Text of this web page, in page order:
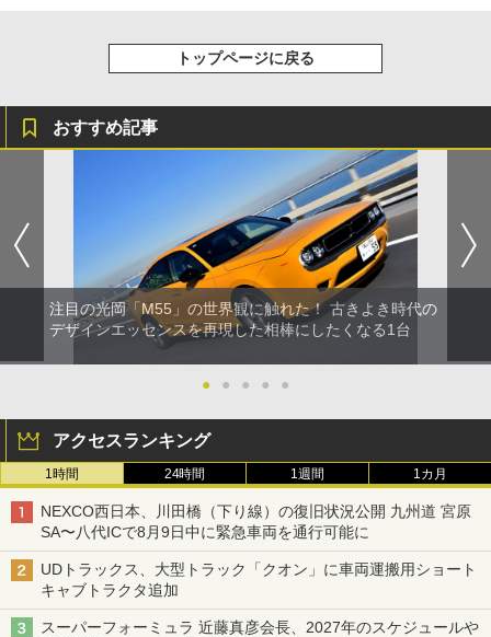
トップページに戻る
おすすめ記事
注目の光岡「M55」の世界観に触れた！ 古きよき時代の
デザインエッセンスを再現した相棒にしたくなる1台
● ● ● ● ●
アクセスランキング
1時間 24時間 1週間 1カ月
NEXCO西日本、川田橋（下り線）の復旧状況公開 九州道 宮原
SA〜八代ICで8月9日中に緊急車両を通行可能に
UDトラックス、大型トラック「クオン」に車両運搬用ショート
キャブトラクタ追加
スーパーフォーミュラ 近藤真彦会長、2027年のスケジュールや